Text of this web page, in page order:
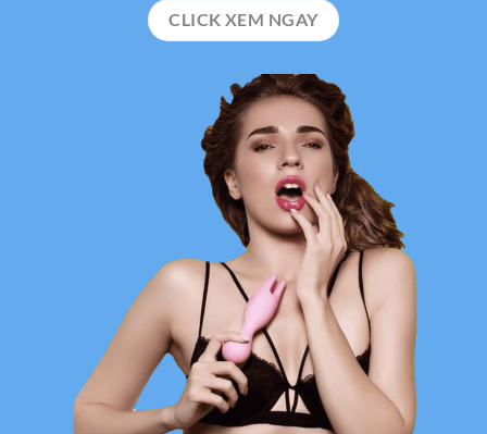
CLICK XEM NGAY